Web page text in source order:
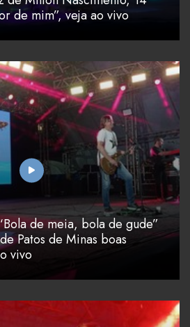
de mim”, veja ao vivo
de meia, bola de gude”
Patos de Minas boas
vivo